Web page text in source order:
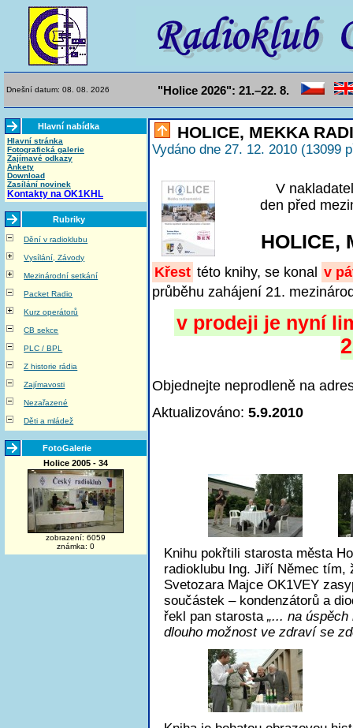
Dnešní datum: 08. 08. 2026 "Holice 2026": 21.–22. 8.
Hlavní nabídka
Hlavní stránka
Fotografická galerie
Zajímavé odkazy
Ankety
Download
Zasílání novinek
Kontakty na OK1KHL
Rubriky
Dění v radioklubu
Vysílání, Závody
Mezinárodní setkání
Packet Radio
Kurz operátorů
CB sekce
PLC / BPL
Z historie rádia
Zajímavosti
Nezařazené
Děti a mládež
FotoGalerie
Holice 2005 - 34
zobrazení: 6059
známka: 0
HOLICE, MEKKA
Vydáno dne 27. 12. 2010 (13099
V
den před
HOLICE,
Křest této knihy, se konal v
průběhu zahájení 21.
v prodeji je nyní
Objednejte neprodleně na
Aktualizováno: 5.9.2010
Knihu pokřtili starosta města
radioklubu Ing. Jiří Němec tím,
Svetozara Majce OK1VEY
součástek – kondenzátorů a
řekl pan starosta „... na
dlouho možnost ve zdraví se